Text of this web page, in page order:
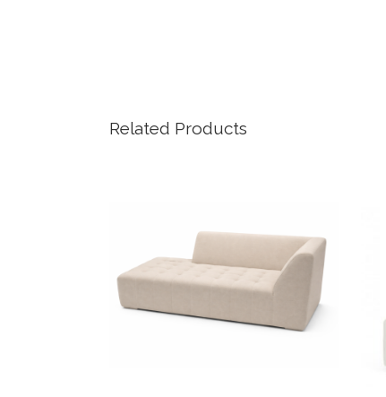
Related Products